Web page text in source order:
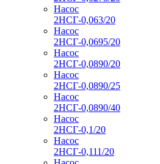
Насос
2НСГ-0,063/20
Насос
2НСГ-0,0695/20
Насос
2НСГ-0,0890/20
Насос
2НСГ-0,0890/25
Насос
2НСГ-0,0890/40
Насос
2НСГ-0,1/20
Насос
2НСГ-0,111/20